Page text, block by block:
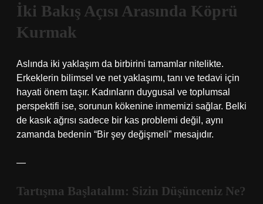
İki Bakış Açısı Arasında Köprü
Kurmak
Aslında iki yaklaşım da birbirini tamamlar nitelikte.
Erkeklerin bilimsel ve net yaklaşımı, tanı ve tedavi için
hayati önem taşır. Kadınların duygusal ve toplumsal
perspektifi ise, sorunun kökenine inmemizi sağlar. Belki
de kasık ağrısı sadece bir kas problemi değil, aynı
zamanda bedenin “Bir şey değişmeli” mesajıdır.
—
Tartışma Başlatalım: Sizin Düşünceniz Ne?